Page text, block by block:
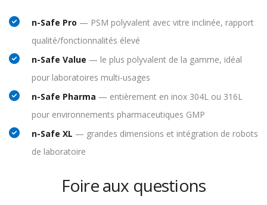
n-Safe Pro — PSM polyvalent avec vitre inclinée, rapport
qualité/fonctionnalités élevé
n-Safe Value — le plus polyvalent de la gamme, idéal
pour laboratoires multi-usages
n-Safe Pharma — entièrement en inox 304L ou 316L
pour environnements pharmaceutiques GMP
n-Safe XL — grandes dimensions et intégration de robots
de laboratoire
Foire aux questions